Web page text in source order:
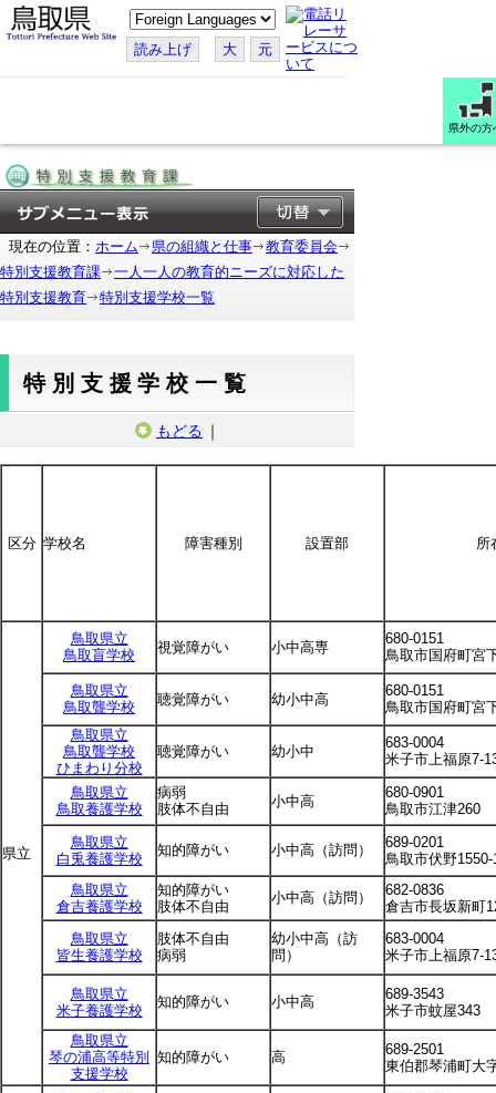
こ
の
ペ
ー
す
読み上げ 大 元
県外の方
現在の位置： ホーム 県の組織と仕事
教育委員会
特別支援教育課
一人一人の教育的ニーズに対応した
特別支援教育
特別支援学校一覧
特別支援学校一覧
もどる ｜
区分 学校名 障害種別 設置部 所
県立
鳥取県立
鳥取盲学校
視覚障がい 小中高専
680-0151
鳥取市国府町宮
鳥取県立
鳥取聾学校
聴覚障がい 幼小中高
680-0151
鳥取市国府町宮
鳥取県立
鳥取聾学校
ひまわり分校
聴覚障がい 幼小中
683-0004
米子市上福原7-
鳥取県立
鳥取養護学校
病弱
肢体不自由
小中高
680-0901
鳥取市江津260
鳥取県立
白兎養護学校
知的障がい 小中高（訪問）
689-0201
鳥取市伏野1550-
鳥取県立
倉吉養護学校
知的障がい
肢体不自由
小中高（訪問）
682-0836
倉吉市長坂新町
鳥取県立
皆生養護学校
肢体不自由
病弱
幼小中高（訪
問）
683-0004
米子市上福原7-
鳥取県立
米子養護学校
知的障がい 小中高
689-3543
米子市蚊屋343
鳥取県立
琴の浦高等特別
支援学校
知的障がい 高
689-2501
東伯郡琴浦町大